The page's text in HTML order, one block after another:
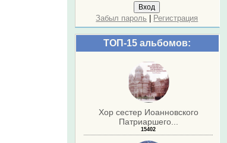
Забыл пароль Регистрация
ТОП-15 альбомов:
Хор сестер Иоанновского
Патриаршего...
15402